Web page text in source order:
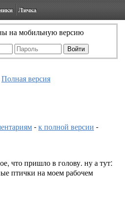
Личка
на мобильную версию
Полная версия
-к полной версии -
что пришло в голову. ну а тут:
птички на моем рабочем